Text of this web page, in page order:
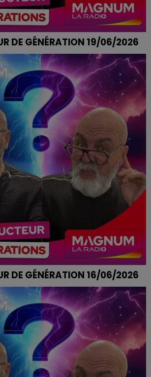
DE GÉNÉRATION 19/06/2026
DE GÉNÉRATION 16/06/2026